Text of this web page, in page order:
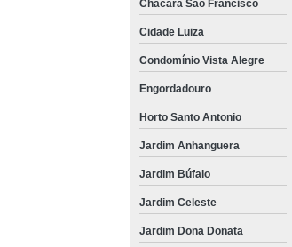
Chácara São Francisco
Cidade Luiza
Condomínio Vista Alegre
Engordadouro
Horto Santo Antonio
Jardim Anhanguera
Jardim Búfalo
Jardim Celeste
Jardim Dona Donata